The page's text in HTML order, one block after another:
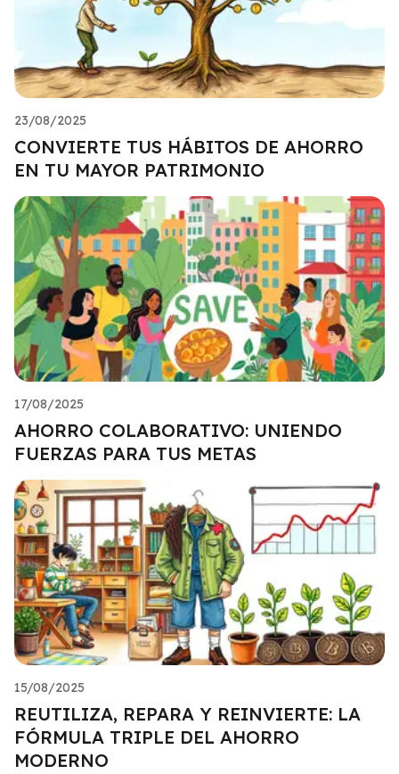
23/08/2025
CONVIERTE TUS HÁBITOS DE AHORRO
EN TU MAYOR PATRIMONIO
17/08/2025
AHORRO COLABORATIVO: UNIENDO
FUERZAS PARA TUS METAS
15/08/2025
REUTILIZA, REPARA Y REINVIERTE: LA
FÓRMULA TRIPLE DEL AHORRO
MODERNO